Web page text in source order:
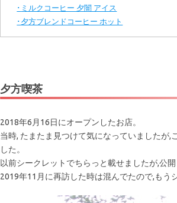
･ ミルクコーヒー 夕闇 アイス
･ 夕方ブレンドコーヒー ホット
夕方喫茶
2018年6月16日にオープンしたお店。
当時, たまたま見つけて気になっていましたが
した。
以前シークレットでちらっと載せましたが,公開
2019年11月に再訪した時は混んでたので,もう